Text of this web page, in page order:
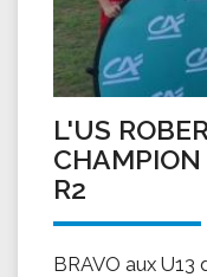
L'US
R2
BRAVO aux U13